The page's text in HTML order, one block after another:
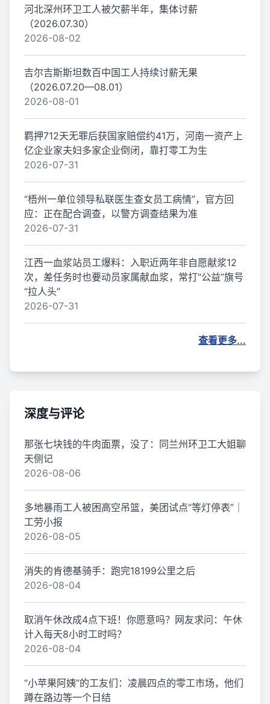
河北深州环卫工人被欠薪半年，集体讨薪
（2026.07.30）
2026-08-02
吉尔吉斯斯坦数百中国工人持续讨薪无果
（2026.07.20—08.01）
2026-08-01
羁押712天无罪后获国家赔偿约41万，河南一资产上
亿企业家夫妇多家企业倒闭，靠打零工为生
2026-07-31
“梧州一单位领导私联医生查女员工病情”，官方回
应：正在配合调查，以警方调查结果为准
2026-07-31
江西一血浆站员工爆料：入职近两年非自愿献浆12
次，差任务时也要动员家属献血浆，常打“公益”旗号
“拉人头”
2026-07-31
查看更多...
深度与评论
那张七块钱的牛肉面票，没了：同兰州环卫工大姐聊
天侧记
2026-08-06
多地暴雨工人被困高空吊篮，美团试点“等灯停表”｜
工劳小报
2026-08-05
消失的肯德基骑手：跑完18199公里之后
2026-08-04
取消午休改成4点下班！你愿意吗？网友求问：午休
计入每天8小时工时吗？
2026-08-04
“小苹果阿姨”的工友们：凌晨四点的零工市场，他们
蹲在路边等一个日结